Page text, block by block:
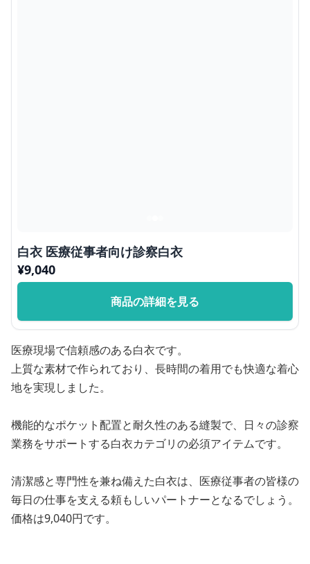
白衣 医療従事者向け診察白衣
¥9,040
商品の詳細を見る
医療現場で信頼感のある白衣です。
上質な素材で作られており、長時間の着用でも快適な着心
地を実現しました。
機能的なポケット配置と耐久性のある縫製で、日々の診察
業務をサポートする白衣カテゴリの必須アイテムです。
清潔感と専門性を兼ね備えた白衣は、医療従事者の皆様の
毎日の仕事を支える頼もしいパートナーとなるでしょう。
価格は9,040円です。